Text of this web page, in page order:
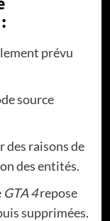
prévu
source
des raisons de
des entités.
GTA 4repose
supprimées.